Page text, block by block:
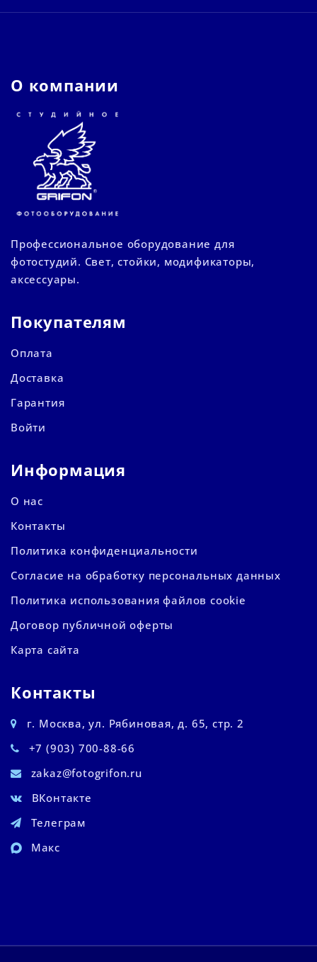
О компании
Профессиональное оборудование для
фотостудий. Свет, стойки, модификаторы,
аксессуары.
Покупателям
Оплата
Доставка
Гарантия
Войти
Информация
О нас
Контакты
Политика конфиденциальности
Согласие на обработку персональных данных
Политика использования файлов cookie
Договор публичной оферты
Карта сайта
Контакты
г. Москва, ул. Рябиновая, д. 65, стр. 2
+7 (903) 700-88-66
zakaz@fotogrifon.ru
ВКонтакте
Телеграм
Макс